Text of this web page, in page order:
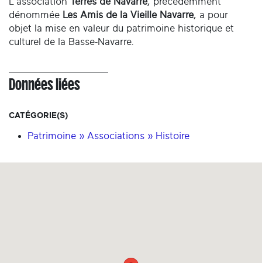
dénommée Les Amis de la Vieille Navarre, a pour
objet la mise en valeur du patrimoine historique et
culturel de la Basse-Navarre.
Données liées
CATÉGORIE(S)
Patrimoine » Associations » Histoire